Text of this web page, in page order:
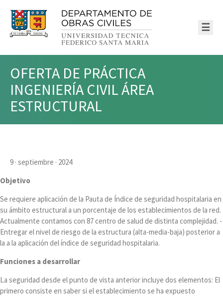
☰
OFERTA DE PRÁCTICA
INGENIERÍA CIVIL ÁREA
ESTRUCTURAL
9 · septiembre · 2024
Objetivo
Se requiere aplicación de la Pauta de Índice de seguridad hospitalaria en
su ámbito estructural a un porcentaje de los establecimientos de la red.
Actualmente contamos con 87 centro de salud de distinta complejidad. -
Entregar el nivel de riesgo de la estructura (alta-media-baja) posterior a
la a la aplicación del índice de seguridad hospitalaria.
Funciones a desarrollar
La seguridad desde el punto de vista anterior incluye dos elementos: El
primero consiste en saber si el establecimiento se ha expuesto